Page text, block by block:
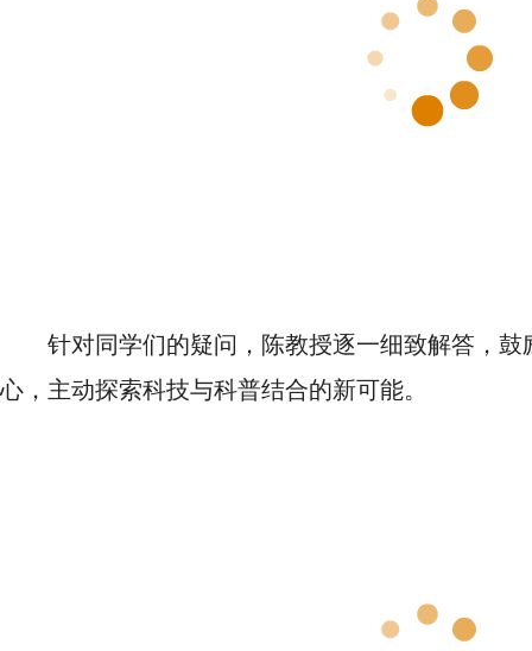
针对同学们的疑问，陈教授逐一细致解答，
心，主动探索科技与科普结合的新可能。